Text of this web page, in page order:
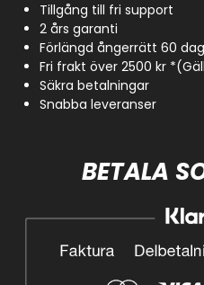
Tillgång till fri support
2 års garanti
Förlängd ångerrätt 60
Fri frakt över 2500 kr
Säkra betalningar
Snabba leveranser
BETALA